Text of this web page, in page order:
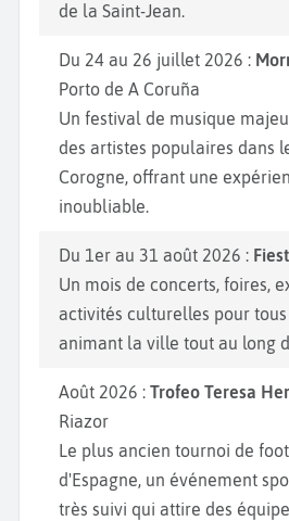
de la Saint-Jean.
Du 24 au 26 juillet 2026 :
Porto de A Coruña
Un festival de musique
des artistes populaires dans
Corogne, offrant une
inoubliable.
Du 1er au 31 août 2026 :
Un mois de concerts, foires,
activités culturelles pour
animant la ville tout au long
Août 2026 : Trofeo Teresa
Riazor
Le plus ancien tournoi de
d'Espagne, un événement
très suivi qui attire des